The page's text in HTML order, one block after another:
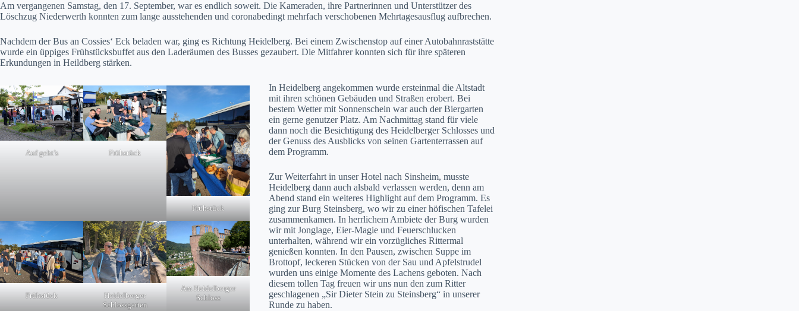
Am vergangenen Samstag, den 17. September, war es endlich soweit. Die Kameraden, ihre Partnerinnen und Unterstützer des
Löschzug Niederwerth konnten zum lange ausstehenden und coronabedingt mehrfach verschobenen Mehrtagesausflug aufbrechen.
Nachdem der Bus an Cossies‘ Eck beladen war, ging es Richtung Heidelberg. Bei einem Zwischenstop auf einer Autobahnraststätte
wurde ein üppiges Frühstücksbuffet aus den Laderäumen des Busses gezaubert. Die Mitfahrer konnten sich für ihre späteren
Erkundungen in Heildberg stärken.
Auf geht’s Frühstück
Frühstück
Frühstück
Heidelberger
Schlossgarten
Am Heidelberger
Schloss
In Heidelberg angekommen wurde ersteinmal die Altstadt
mit ihren schönen Gebäuden und Straßen erobert. Bei
bestem Wetter mit Sonnenschein war auch der Biergarten
ein gerne genutzer Platz. Am Nachmittag stand für viele
dann noch die Besichtigung des Heidelberger Schlosses und
der Genuss des Ausblicks von seinen Gartenterrassen auf
dem Programm.
Zur Weiterfahrt in unser Hotel nach Sinsheim, musste
Heidelberg dann auch alsbald verlassen werden, denn am
Abend stand ein weiteres Highlight auf dem Programm. Es
ging zur Burg Steinsberg, wo wir zu einer höfischen Tafelei
zusammenkamen. In herrlichem Ambiete der Burg wurden
wir mit Jonglage, Eier-Magie und Feuerschlucken
unterhalten, während wir ein vorzügliches Rittermal
genießen konnten. In den Pausen, zwischen Suppe im
Brottopf, leckeren Stücken von der Sau und Apfelstrudel
wurden uns einige Momente des Lachens geboten. Nach
diesem tollen Tag freuen wir uns nun den zum Ritter
geschlagenen „Sir Dieter Stein zu Steinsberg“ in unserer
Runde zu haben.